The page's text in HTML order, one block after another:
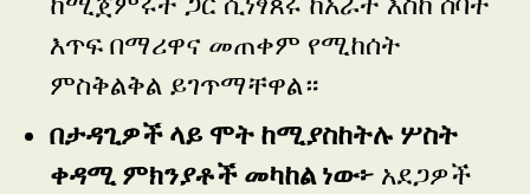
እጥፍ በማሪዋና መጠቀም የሚከሰት
ምስቅልቅል ይገጥማቸዋል።
በታዳጊዎች ላይ ሞት ከሚያስከትሉ ሦስት
ቀዳሚ ምክንያቶች መካከል ነው፦ አደጋዎች